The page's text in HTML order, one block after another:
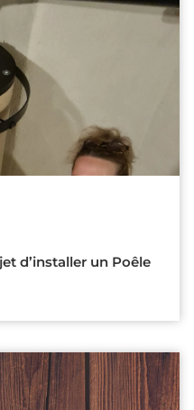
d’installer un Poêle